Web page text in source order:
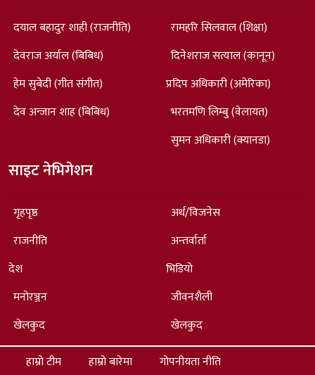
दयाल बहादुर शाही (राजनीति)
देवराज अर्याल (बिबिध)
हेम सुबेदी (गीत संगीत)
देव अन्जान शाह (बिबिध)
रामहरि सिलवाल (शिक्षा)
दिनेशराज सत्याल (कानून)
प्रदिप अधिकारी (अमेरिका)
भरतमणि लिम्बु (वेलायत)
सुमन अधिकारी (क्यानडा)
साइट नेभिगेशन
गृहपृष्ठ
राजनीति
देश
मनोरञ्जन
खेलकुद
अर्थ/विजनेस
अन्तर्वार्ता
भिडियो
जीवनशैली
खेलकुद
हाम्रो टीम
हाम्रो बारेमा गोपनीयता नीति